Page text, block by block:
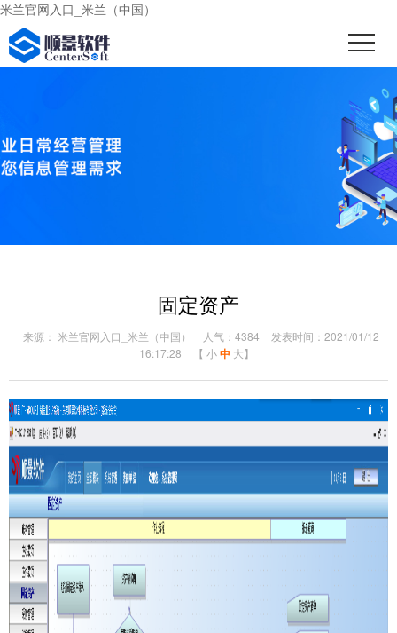
米兰官网入口_米兰（中国）
固定资产
来源： 米兰官网入口_米兰（中国） 人气：4384
发表时间：2021/01/12
16:17:28
【 小 中 大】